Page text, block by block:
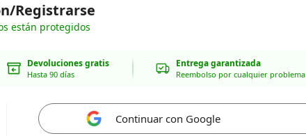
Registrarse
están protegidos
Devoluciones gratis
Hasta 90 días
Entrega garantizada
Reembolso por cualquier problema
Continuar con Google